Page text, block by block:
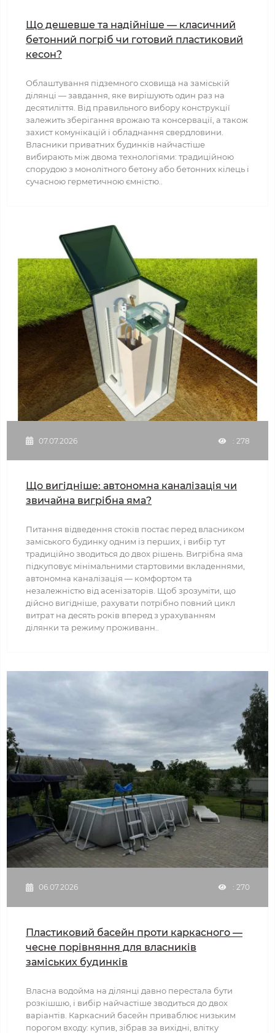
Що дешевше та надійніше — класичний
бетонний погріб чи готовий пластиковий
кесон?
Облаштування підземного сховища на заміській
ділянці — завдання, яке вирішують один раз на
десятиліття. Від правильного вибору конструкції
залежить зберігання врожаю та консервації, а також
захист комунікацій і обладнання свердловини.
Власники приватних будинків найчастіше
вибирають між двома технологіями: традиційною
спорудою з монолітного бетону або бетонних кілець і
сучасною герметичною ємністю..
07.07.2026 : 278
Що вигідніше: автономна каналізація чи
звичайна вигрібна яма?
Питання відведення стоків постає перед власником
заміського будинку одним із перших, і вибір тут
традиційно зводиться до двох рішень. Вигрібна яма
підкуповує мінімальними стартовими вкладеннями,
автономна каналізація — комфортом та
незалежністю від асенізаторів. Щоб зрозуміти, що
дійсно вигідніше, рахувати потрібно повний цикл
витрат на десять років вперед з урахуванням
ділянки та режиму проживанн..
06.07.2026 : 270
Пластиковий басейн проти каркасного —
чесне порівняння для власників
заміських будинків
Власна водойма на ділянці давно перестала бути
розкішшю, і вибір найчастіше зводиться до двох
варіантів. Каркасний басейн приваблює низьким
порогом входу: купив, зібрав за вихідні, влітку